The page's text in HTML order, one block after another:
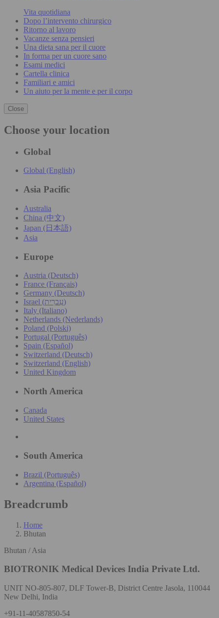
Vita quotidiana
Dopo l’intervento chirurgico
Ritorno al lavoro
Vacanze senza pensieri
Una dieta sana per il cuore
In forma per un cuore sano
Esami medici
Cartella clinica
Familiari e amici
Un aiuto per la mente e per il corpo
Close
Choose your location
Global
Global (English)
Asia Pacific
Australia
China (中文)
Japan (日本語)
Asia
Europe
Austria (Deutsch)
France (Français)
Germany (Deutsch)
Israel (עִברִית)
Italy (Italiano)
Netherlands (Nederlands)
Poland (Polski)
Portugal (Português)
Spain (Español)
Switzerland (Deutsch)
Switzerland (English)
United Kingdom
North America
Canada
United States
South America
Brazil (Português)
Argentina (Español)
Breadcrumb
Home
Bhutan
Bhutan / Asia
BIOTRONIK Medical Devices India Private Ltd.
UNIT NO-805-807, DLF Tower-B, District Centre Jasola, 110044
New Delhi, India
+91-11-40587850-54